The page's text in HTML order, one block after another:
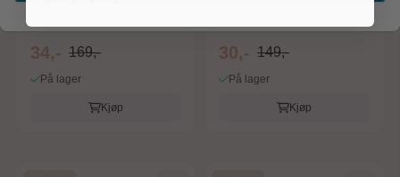
34,- 169,-
På lager
Kjøp
30,- 149,-
På lager
Kjøp